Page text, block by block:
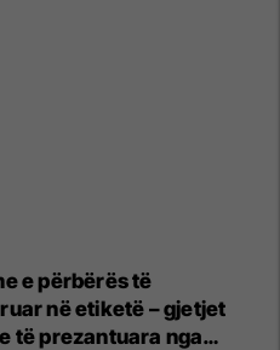
e përbërës të
në etiketë – gjetjet
të prezantuara nga